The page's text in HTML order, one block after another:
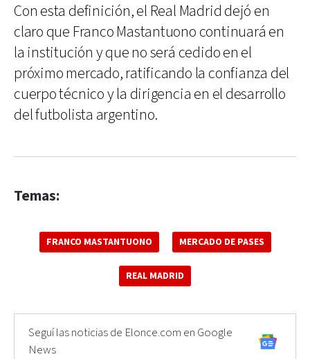
Con esta definición, el Real Madrid dejó en
claro que Franco Mastantuono continuará en
la institución y que no será cedido en el
próximo mercado, ratificando la confianza del
cuerpo técnico y la dirigencia en el desarrollo
del futbolista argentino.
Temas:
FRANCO MASTANTUONO MERCADO DE PASES
REAL MADRID
Seguí las noticias de Elonce.com en Google
News